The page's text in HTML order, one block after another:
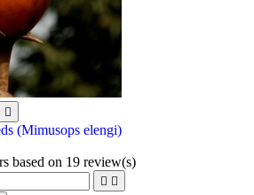

(Mimusops elengi)
based on 19 review(s)
 